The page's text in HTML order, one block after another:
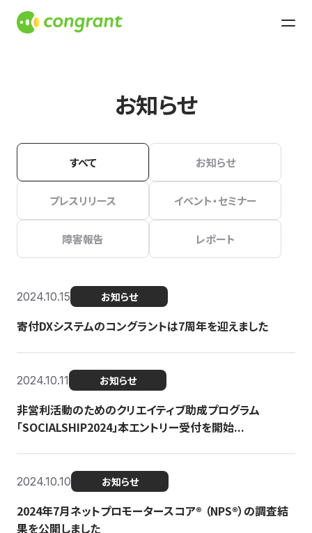
お知らせ
すべて お知らせ
プレスリリース イベント・セミナー
障害報告 レポート
2024.10.15 お知らせ
寄付DXシステムのコングラントは7周年を迎えました
2024.10.11 お知らせ
非営利活動のためのクリエイティブ助成プログラム
「SOCIALSHIP2024」本エントリー受付を開始...
2024.10.10 お知らせ
2024年7月ネットプロモータースコア®︎ （NPS®︎）の調査結
果を公開しました